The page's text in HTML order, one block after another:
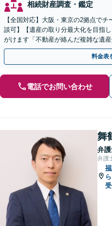
相続財産調査・鑑定
【全国対応】大阪・東京の2拠点で
談可】【遺産の取り分最大化を目指
がけます「不動産が絡んだ複雑な遺
執行／事業承継など、お任せくださ
料金表
電話でお問い合わせ
舞
弁
弁護